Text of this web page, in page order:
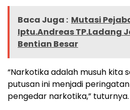
Baca Juga : Mutasi
Iptu.Andreas TP.Ladang
Bentian Besar
“Narkotika adalah musuh kita
putusan ini menjadi
pengedar narkotika,” tuturnya.